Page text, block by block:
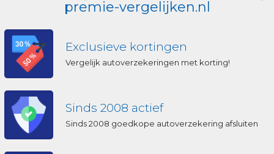
premie-vergelijken.nl
Exclusieve kortingen
Vergelijk autoverzekeringen met korting!
Sinds 2008 actief
Sinds 2008 goedkope autoverzekering afsluiten